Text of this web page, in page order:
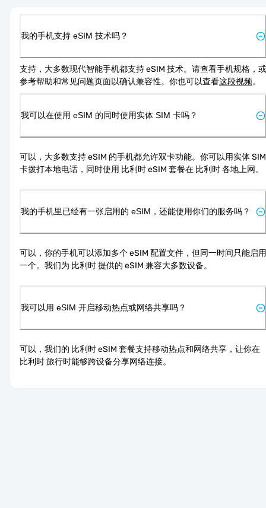
我的手机支持 eSIM 技术吗？
支持，大多数现代智能手机都支持 eSIM 技术。请查看手机规格，或
参考帮助和常见问题页面以确认兼容性。你也可以查看这段视频。
我可以在使用 eSIM 的同时使用实体 SIM 卡吗？
可以，大多数支持 eSIM 的手机都允许双卡功能。你可以用实体 SIM
卡拨打本地电话，同时使用 比利时 eSIM 套餐在 比利时 各地上网。
我的手机里已经有一张启用的 eSIM，还能使用你们的服务吗？
可以，你的手机可以添加多个 eSIM 配置文件，但同一时间只能启用
一个。我们为 比利时 提供的 eSIM 兼容大多数设备。
我可以用 eSIM 开启移动热点或网络共享吗？
可以，我们的 比利时 eSIM 套餐支持移动热点和网络共享，让你在
比利时 旅行时能够跨设备分享网络连接。